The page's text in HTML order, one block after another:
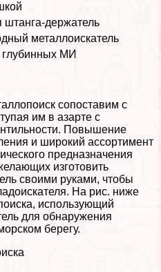
держатель
металлоискатель
МИ
сопоставим с
им в азapте с
Повышение
и широкий ассортимент
предназначения
изготовить
своими руками, чтобы
На рис. ниже
использующий
для обнаружения
берегу.